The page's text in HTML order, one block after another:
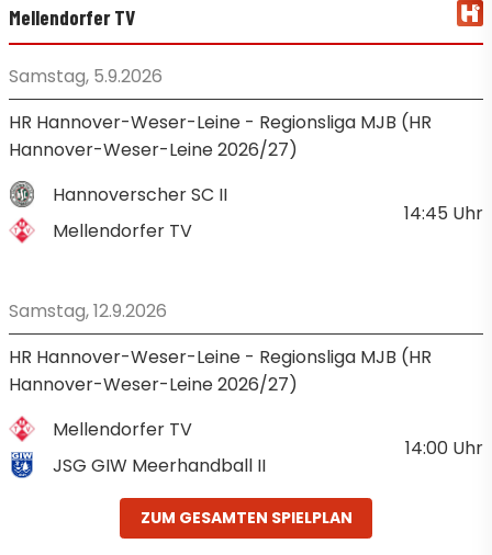
Mellendorfer TV
Samstag, 5.9.2026
HR Hannover-Weser-Leine - Regionsliga MJB (HR
Hannover-Weser-Leine 2026/27)
Hannoverscher SC II
Mellendorfer TV
14:45 Uhr
Samstag, 12.9.2026
HR Hannover-Weser-Leine - Regionsliga MJB (HR
Hannover-Weser-Leine 2026/27)
Mellendorfer TV
JSG GIW Meerhandball II
14:00 Uhr
ZUM GESAMTEN SPIELPLAN